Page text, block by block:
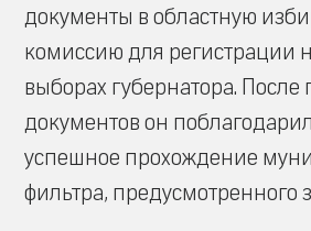
документы в областную
комиссию для регистрации
выборах губернатора. После
документов он
успешное прохождение
фильтра, предусмотренного